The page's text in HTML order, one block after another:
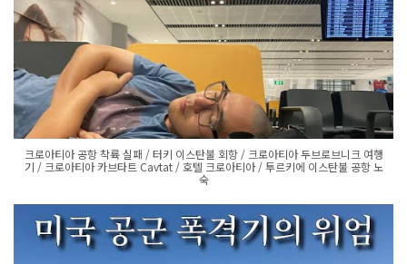
크로아티아 공항 착륙 실패 / 터키 이스탄불 회항 / 크로아티아 두브로브니크 여행
기 / 크로아티아 카브타트 Cavtat / 호텔 크로아티아 / 투르키에 이스탄불 공항 노
숙